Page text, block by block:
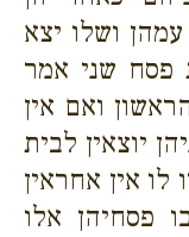
ושלו יצא
פסח שני אמר
ואם אין
יוצאין לבית
אין אחראין
פסחיהן אלו